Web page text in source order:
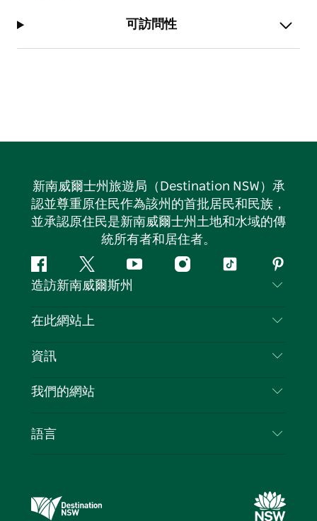
可訪問性
新南威爾士州旅遊局（Destination NSW）承
認並尊重原住民作為該州的首批居民和民族，
並承認原住民是新南威爾士州土地和水域的傳
統所有者和居住者。
Facebook嘰
嘰
喳
Youtube Instagram
抖
造訪新南威爾斯州
聯絡我們
隱私
Cookie 通知
在此網站上
目的地
新南威爾斯州公路旅行
活動
資訊
旅行資訊
新南威爾斯的商業
我們的網站
新南威爾士州旅遊局（Destination NSW）媒體中
語言